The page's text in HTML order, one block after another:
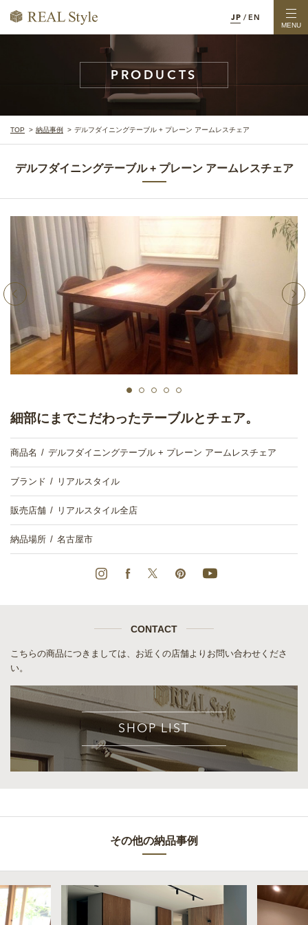
JP / EN
MENU
PRODUCTS
TOP 納品事例 デルフダイニングテーブル + プレーン アームレスチェア
デルフダイニングテーブル + プレーン アームレスチェア
細部にまでこだわったテーブルとチェア。
商品名 デルフダイニングテーブル + プレーン アームレスチェア
ブランド リアルスタイル
販売店舗 リアルスタイル全店
納品場所 名古屋市
CONTACT
こちらの商品につきましては、お近くの店舗よりお問い合わせくださ
い。
SHOP LIST
その他の納品事例